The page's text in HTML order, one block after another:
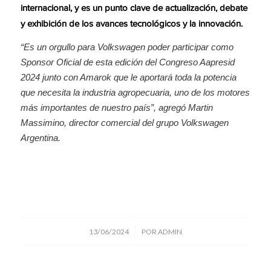
internacional, y es un punto clave de actualización, debate
y exhibición de los avances tecnológicos y la innovación.
“Es un orgullo para Volkswagen poder participar como
Sponsor Oficial de esta edición del Congreso Aapresid
2024 junto con Amarok que le aportará toda la potencia
que necesita la industria agropecuaria, uno de los motores
más importantes de nuestro país”, agregó Martin
Massimino, director comercial del grupo Volkswagen
Argentina.
13/06/2024
/ PORADMIN